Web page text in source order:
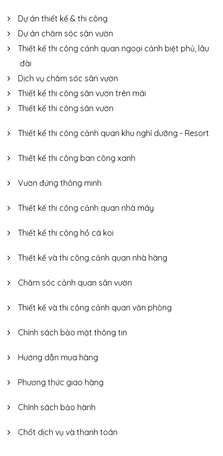
Dự án thiết kế & thi công
Dự án chăm sóc sân vườn
Thiết kế thi công cảnh quan ngoại cảnh biệt phủ, lâu
đài
Dịch vụ chăm sóc sân vườn
Thiết kế thi công sân vườn trên mái
Thiết kế thi công sân vườn
Thiết kế thi công cảnh quan khu nghỉ dưỡng - Resort
Thiết kế thi công ban công xanh
Vườn đứng thông minh
Thiết kế thi công cảnh quan nhà máy
Thiết kế thi công hồ cá koi
Thiết kế và thi công cảnh quan nhà hàng
Chăm sóc cảnh quan sân vườn
Thiết kế và thi công cảnh quan văn phòng
Chính sách bảo mật thông tin
Hướng dẫn mua hàng
Phương thức giao hàng
Chính sách bảo hành
Chốt dịch vụ và thanh toán